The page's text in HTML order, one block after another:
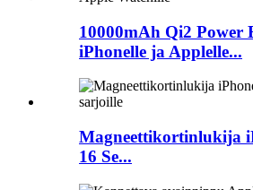
10000mAh Qi2 Power
iPhonelle ja Applelle...
Magneettikortinlukija
16 Se...